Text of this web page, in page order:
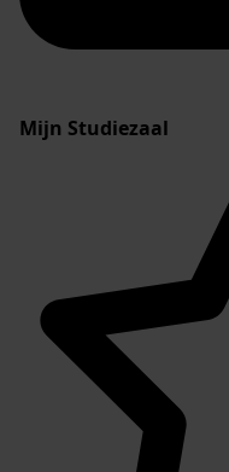
Mijn Studiezaal